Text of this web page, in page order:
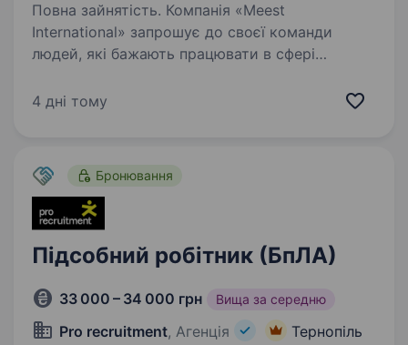
Повна зайнятість. Компанія «Meest
International» запрошує до своєї команди
людей, які бажають працювати в сфері
на поштово-сортувальних складах. Ви будете
4 дні тому
Бронювання
Підсобний робітник (БпЛА)
33 000 – 34 000 грн Вища за середню
Pro recruitment, Агенція Тернопіль